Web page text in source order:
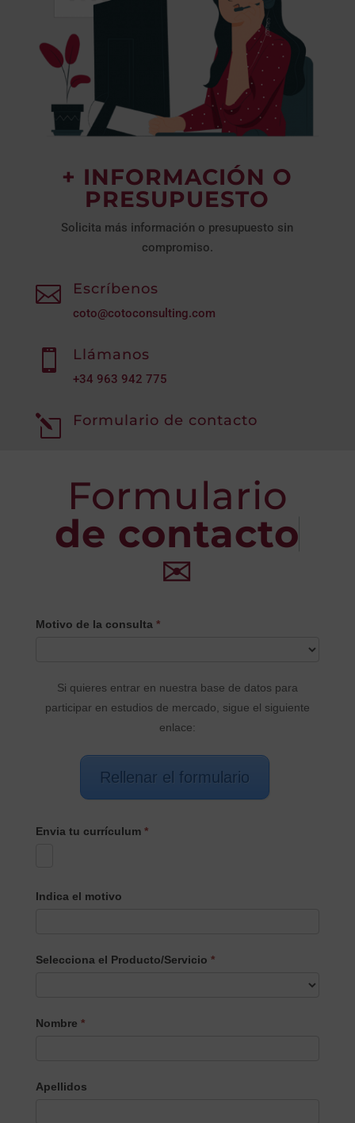
+ INFORMACIÓN O
PRESUPUESTO
Solicita más información o presupuesto sin
compromiso.
 Escríbenos
coto@cotoconsulting.com
 Llámanos
+34 963 942 775
l Formulario de contacto
Formulario
de contacto
✉
CONTACTO
Motivo de la consulta *
Si quieres entrar en nuestra base de datos para
participar en estudios de mercado, sigue el siguiente
enlace:
Rellenar el formulario
Envia tu currículum *
Indica el motivo
Selecciona el Producto/Servicio *
el
Nombre *
Apellidos